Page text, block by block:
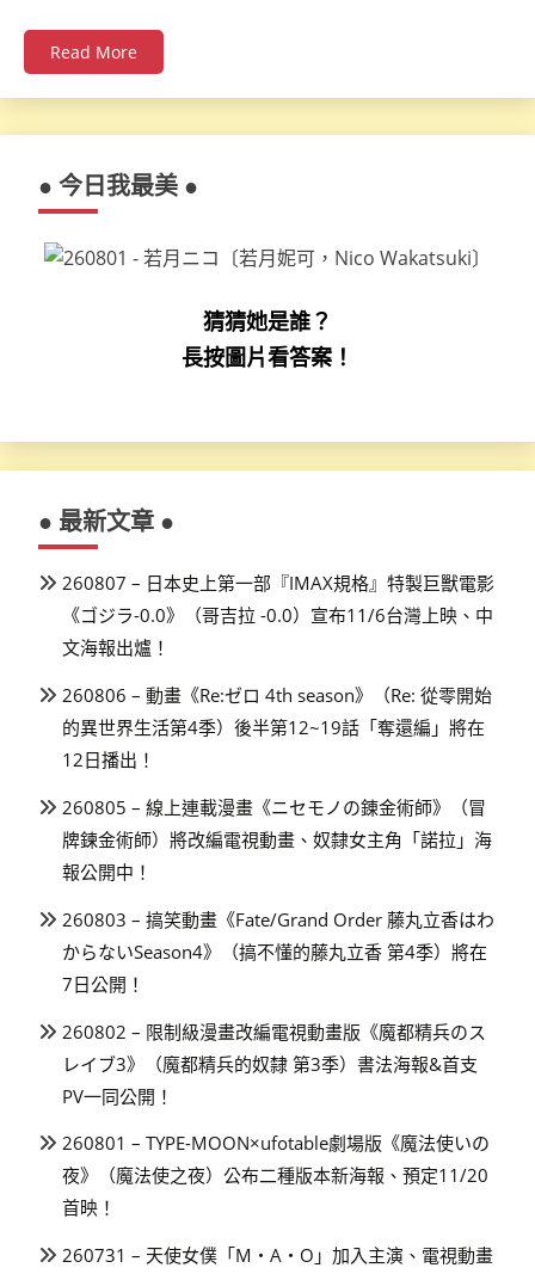
Read More
● 今日我最美 ●
猜猜她是誰？
長按圖片看答案！
● 最新文章 ●
260807 – 日本史上第一部『IMAX規格』特製巨獸電影
《ゴジラ-0.0》（哥吉拉 -0.0）宣布11/6台灣上映、中
文海報出爐！
260806 – 動畫《Re:ゼロ 4th season》（Re: 從零開始
的異世界生活第4季）後半第12~19話「奪還編」將在
12日播出！
260805 – 線上連載漫畫《ニセモノの錬金術師》（冒
牌鍊金術師）將改編電視動畫、奴隸女主角「諾拉」海
報公開中！
260803 – 搞笑動畫《Fate/Grand Order 藤丸立香はわ
からないSeason4》（搞不懂的藤丸立香 第4季）將在
7日公開！
260802 – 限制級漫畫改編電視動畫版《魔都精兵のス
レイブ3》（魔都精兵的奴隸 第3季）書法海報&首支
PV一同公開！
260801 – TYPE-MOON×ufotable劇場版《魔法使いの
夜》（魔法使之夜）公布二種版本新海報、預定11/20
首映！
260731 – 天使女僕「M・A・O」加入主演、電視動畫